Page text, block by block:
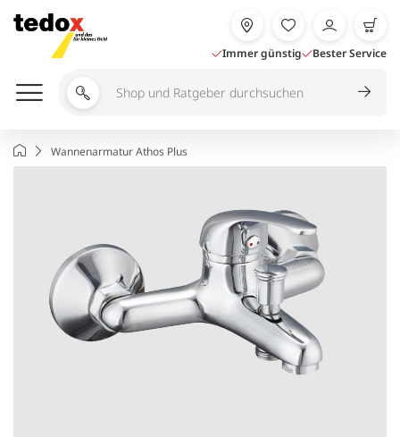
Inhalt
springen
Immer günstig Bester Service
Shop
durchsuchen
StartseiteWannenarmatur Athos Plus